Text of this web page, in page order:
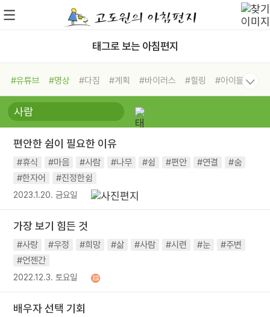
태그로 보는 아침편지
#유튜브 #명상 #다짐 #계획 #바이러스 #힐링
#아이들
#비전캠프
#독서캠프 #삶
#희망
#나눔 #친구 #링컨학교
#독서
#건강 #면역력
편안한 쉼이 필요한 이유
#휴식 #마음 #사람 #나무 #쉼 #편안 #연결
#숨
#한자어
#진정한쉼
2023.1.20. 금요일
가장 보기 힘든 것
#사랑 #우정 #희망 #삶 #사람 #시련 #눈
#주변
#언젠간
2022.12.3. 토요일
배우자 선택 기회